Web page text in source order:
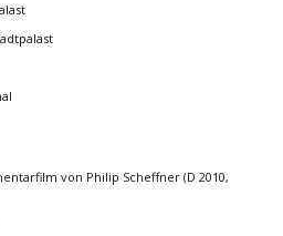
von Philip Scheffner (D 2010,